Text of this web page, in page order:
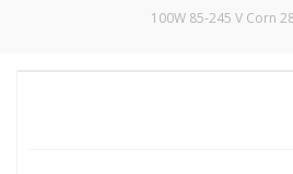
100W 85-245 V Corn